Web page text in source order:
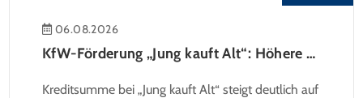
06.08.2026
KfW-Förderung „Jung kauft Alt“: Höhere Kredite ab August 2026
Kreditsumme bei „Jung kauft Alt“ steigt deutlich auf